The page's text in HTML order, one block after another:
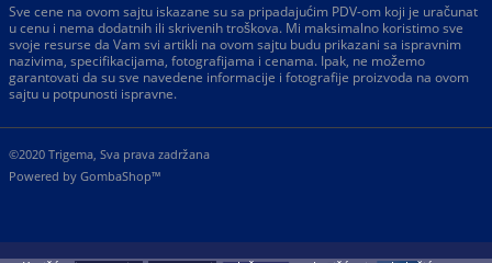
Sve cene na ovom sajtu iskazane su sa pripadajućim PDV-om koji je uračunat
u cenu i nema dodatnih ili skrivenih troškova. Mi maksimalno koristimo sve
svoje resurse da Vam svi artikli na ovom sajtu budu prikazani sa ispravnim
nazivima, specifikacijama, fotografijama i cenama. Ipak, ne možemo
garantovati da su sve navedene informacije i fotografije proizvoda na ovom
sajtu u potpunosti ispravne.
©2020 Trigema, Sva prava zadržana
Powered by GombaShop™